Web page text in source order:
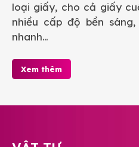
loại giấy, cho cả giấy
nhiều cấp độ bền
nhanh…
Xem thêm